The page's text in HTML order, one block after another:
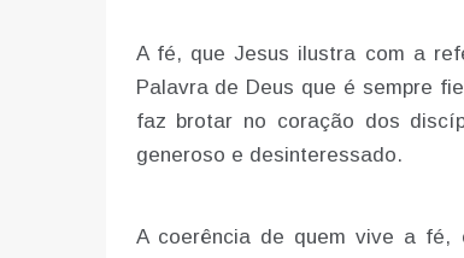
A fé, que Jesus ilustra com a
Palavra de Deus que é sempre
faz brotar no coração dos
generoso e desinteressado.
A coerência de quem vive a fé,